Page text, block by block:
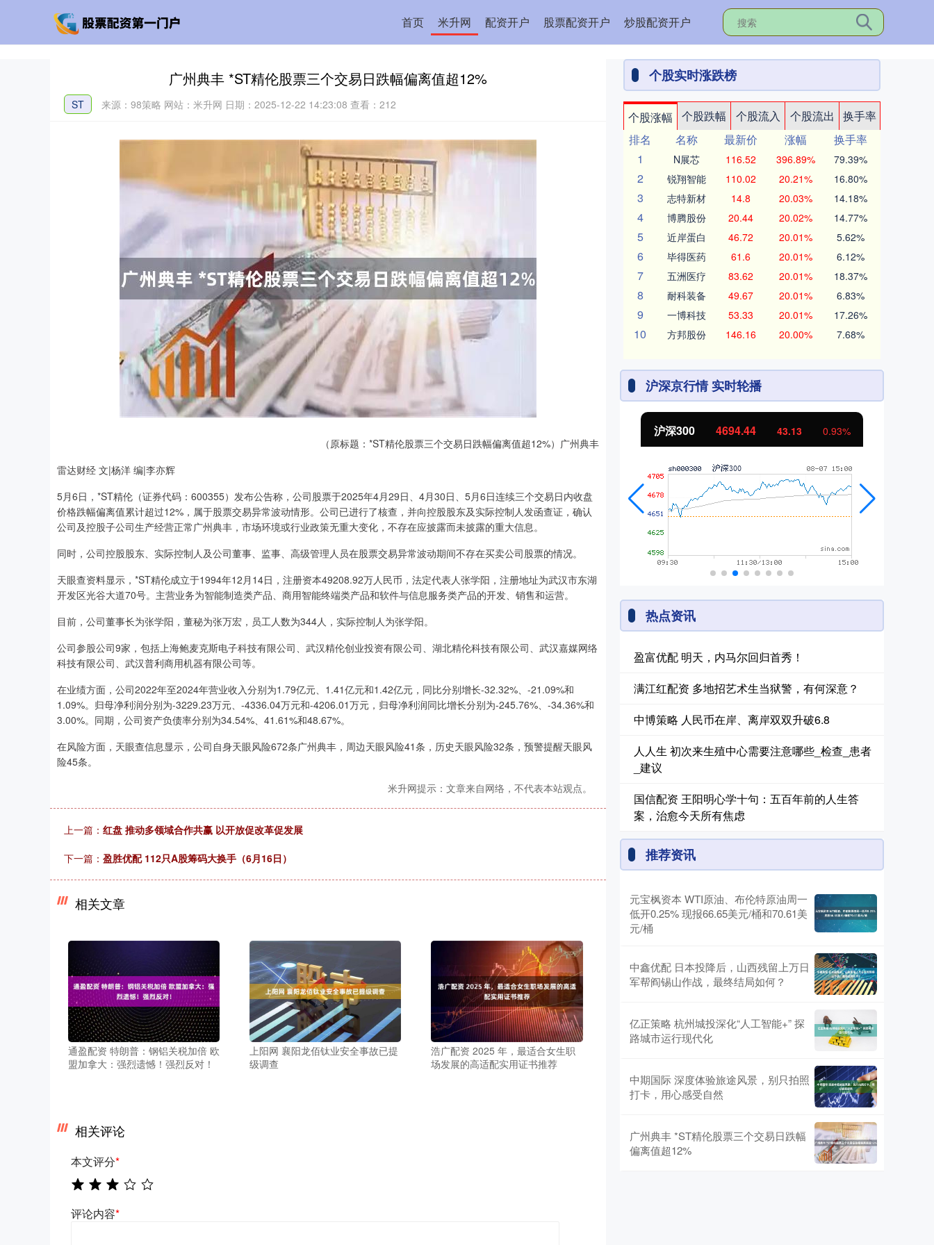
首页 米升网 配资开户 股票配资开户 炒股配资开户
广州典丰 *ST精伦股票三个交易日跌幅偏离值超12%
ST 来源：98策略 网站：米升网 日期：2025-12-22 14:23:08 查看：212
（原标题：*ST精伦股票三个交易日跌幅偏离值超12%）广州典丰
雷达财经 文|杨洋 编|李亦辉
5月6日，*ST精伦（证券代码：600355）发布公告称，公司股票于2025年4月29日、4月30日、5月6日连续三个交易日内收盘
价格跌幅偏离值累计超过12%，属于股票交易异常波动情形。公司已进行了核查，并向控股股东及实际控制人发函查证，确认
公司及控股子公司生产经营正常广州典丰，市场环境或行业政策无重大变化，不存在应披露而未披露的重大信息。
同时，公司控股股东、实际控制人及公司董事、监事、高级管理人员在股票交易异常波动期间不存在买卖公司股票的情况。
天眼查资料显示，*ST精伦成立于1994年12月14日，注册资本49208.92万人民币，法定代表人张学阳，注册地址为武汉市东湖
开发区光谷大道70号。主营业务为智能制造类产品、商用智能终端类产品和软件与信息服务类产品的开发、销售和运营。
目前，公司董事长为张学阳，董秘为张万宏，员工人数为344人，实际控制人为张学阳。
公司参股公司9家，包括上海鲍麦克斯电子科技有限公司、武汉精伦创业投资有限公司、湖北精伦科技有限公司、武汉嘉媒网络
科技有限公司、武汉普利商用机器有限公司等。
在业绩方面，公司2022年至2024年营业收入分别为1.79亿元、1.41亿元和1.42亿元，同比分别增长-32.32%、-21.09%和
1.09%。归母净利润分别为-3229.23万元、-4336.04万元和-4206.01万元，归母净利润同比增长分别为-245.76%、-34.36%和
3.00%。同期，公司资产负债率分别为34.54%、41.61%和48.67%。
在风险方面，天眼查信息显示，公司自身天眼风险672条广州典丰，周边天眼风险41条，历史天眼风险32条，预警提醒天眼风
险45条。
米升网提示：文章来自网络，不代表本站观点。
上一篇： 红盘 推动多领域合作共赢 以开放促改革促发展
下一篇： 盈胜优配 112只A股筹码大换手（6月16日）
相关文章
通盈配资 特朗普：钢铝关税加倍 欧
盟加拿大：强烈遗憾！强烈反对！
上阳网 襄阳龙佰钛业安全事故已提
级调查
浩广配资 2025 年，最适合女生职
场发展的高适配实用证书推荐
相关评论
本文评分*
评论内容*
个股实时涨跌榜
个股涨幅 个股跌幅 个股流入 个股流出
换手率
排名
名称 最新价 涨幅
换手率
1
N展芯 116.52 396.89% 79.39%
2 锐翔智能 110.02 20.21% 16.80%
3 志特新材 14.8 20.03% 14.18%
4 博腾股份 20.44 20.02% 14.77%
5 近岸蛋白 46.72 20.01% 5.62%
6 毕得医药 61.6 20.01% 6.12%
7 五洲医疗 83.62 20.01% 18.37%
8 耐科装备 49.67 20.01% 6.83%
9 一博科技 53.33 20.01% 17.26%
10 方邦股份 146.16 20.00% 7.68%
沪深京行情 实时轮播
沪深300 4694.44 43.13 0.93%
热点资讯
盈富优配 明天，内马尔回归首秀！
满江红配资 多地招艺术生当狱警，有何深意？
中博策略 人民币在岸、离岸双双升破6.8
人人生 初次来生殖中心需要注意哪些_检查_患者
_建议
国信配资 王阳明心学十句：五百年前的人生答
案，治愈今天所有焦虑
推荐资讯
元宝枫资本 WTI原油、布伦特原油周一
低开0.25% 现报66.65美元/桶和70.61美
元/桶
中鑫优配 日本投降后，山西残留上万日
军帮阎锡山作战，最终结局如何？
亿正策略 杭州城投深化“人工智能+” 探
路城市运行现代化
中期国际 深度体验旅途风景，别只拍照
打卡，用心感受自然
广州典丰 *ST精伦股票三个交易日跌幅
偏离值超12%